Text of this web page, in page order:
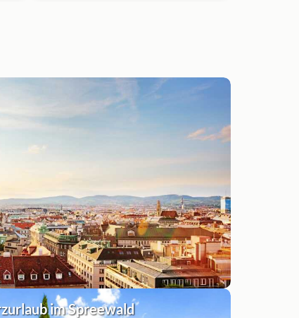
im Spreewald